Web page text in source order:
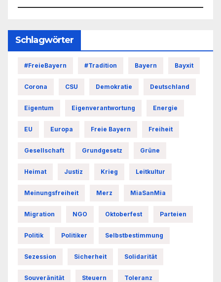
Schlagwörter
#FreieBayern #Tradition Bayern Bayxit
Corona CSU Demokratie Deutschland
Eigentum Eigenverantwortung Energie
EU Europa Freie Bayern Freiheit
Gesellschaft Grundgesetz Grüne
Heimat Justiz Krieg Leitkultur
Meinungsfreiheit Merz MiaSanMia
Migration NGO Oktoberfest Parteien
Politik Politiker Selbstbestimmung
Sezession Sicherheit Solidarität
Souveränität Steuern Toleranz